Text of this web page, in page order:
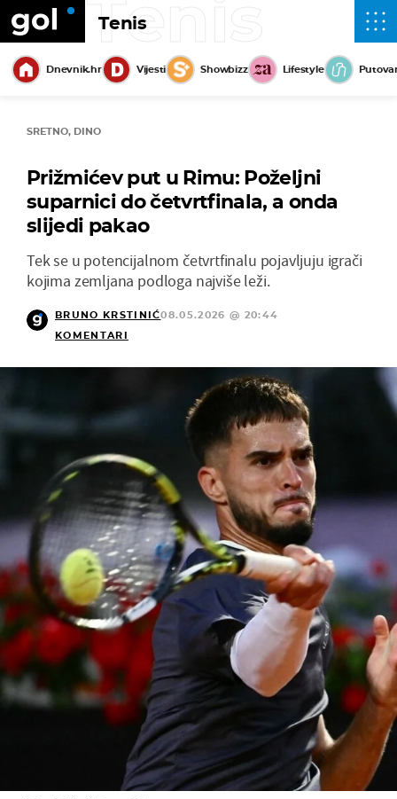
Tenis
Tenis
Dnevnik.hr Vijesti Showbizz Lifestyle
SRETNO, DINO
Prižmićev put u Rimu: Poželjni
suparnici do četvrtfinala, a onda
slijedi pakao
Tek se u potencijalnom četvrtfinalu pojavljuju igrači
kojima zemljana podloga najviše leži.
BRUNO KRSTINIĆ08.05.2026 @ 20:44
KOMENTARI